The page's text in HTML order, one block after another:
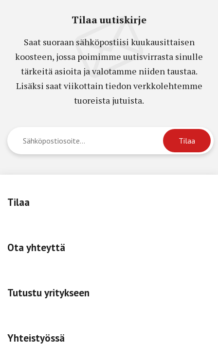
Tilaa uutiskirje
Saat suoraan sähköpostiisi kuukausittaisen
koosteen, jossa poimimme uutisvirrasta sinulle
tärkeitä asioita ja valotamme niiden taustaa.
Lisäksi saat viikottain tiedon verkkolehtemme
tuoreista jutuista.
Tilaa
Ota yhteyttä
Tutustu yritykseen
Yhteistyössä